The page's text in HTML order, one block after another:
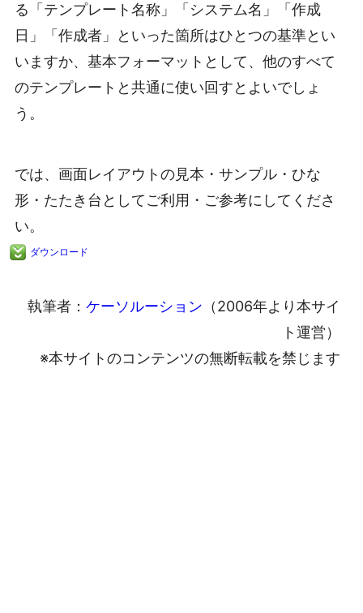
る「テンプレート名称」「システム名」「作成
日」「作成者」といった箇所はひとつの基準とい
いますか、基本フォーマットとして、他のすべて
のテンプレートと共通に使い回すとよいでしょ
う。
では、画面レイアウトの見本・サンプル・ひな
形・たたき台としてご利用・ご参考にしてくださ
い。
ダウンロード
執筆者： ケーソルーション （2006年より本サイ
ト運営）
※本サイトのコンテンツの無断転載を禁じます